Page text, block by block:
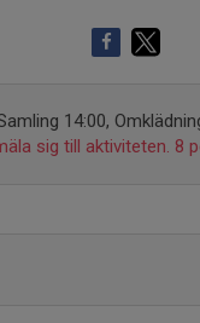
14:00,
sig till aktiviteten. 8